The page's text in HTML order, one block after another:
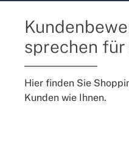
sprechen für
Hier finden Sie
Kunden wie Ihnen.